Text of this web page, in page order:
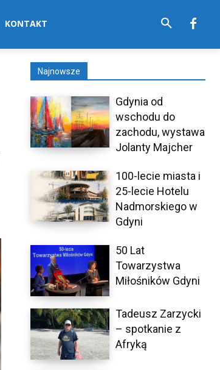
KONTAKT
Najnowsze
Gdynia od
wschodu do
zachodu, wystawa
Jolanty Majcher
100-lecie miasta i
25-lecie Hotelu
Nadmorskiego w
Gdyni
50 Lat
Towarzystwa
Miłośników Gdyni
Tadeusz Zarzycki
– spotkanie z
Afryką